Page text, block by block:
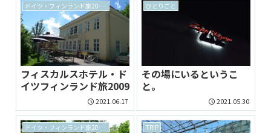
ドイツ・フィンランド旅2009 archive
フィスカルスホテル・ド
イツフィンランド旅2009
2021.06.17
ひとりごと
その場にいるというこ
と。
2021.05.30
ドイツ・フィンランド旅2009 archive TRIP